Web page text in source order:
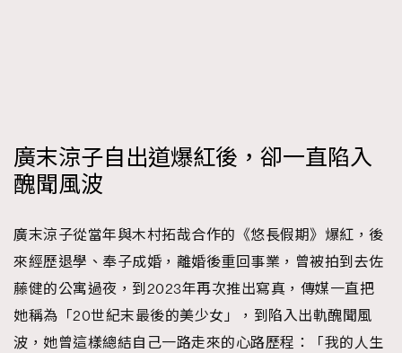
廣末涼子自出道爆紅後，卻一直陷入
醜聞風波
廣末涼子從當年與木村拓哉合作的《悠長假期》爆紅，後
來經歷退學、奉子成婚，離婚後重回事業，曾被拍到去佐
藤健的公寓過夜，到2023年再次推出寫真，傳媒一直把
她稱為「20世紀末最後的美少女」，到陷入出軌醜聞風
波，她曾這樣總結自己一路走來的心路歷程：「我的人生